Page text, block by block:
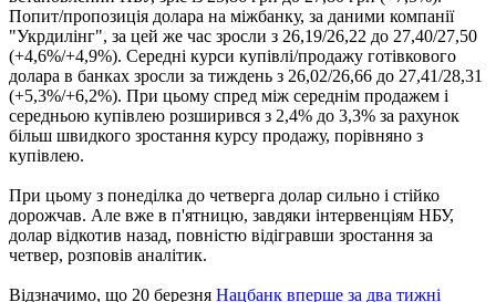
Попит/пропозиція долара на міжбанку, за даними компанії
"Укрдилінг", за цей же час зросли з 26,19/26,22 до 27,40/27,50
(+4,6%/+4,9%). Середні курси купівлі/продажу готівкового
долара в банках зросли за тиждень з 26,02/26,66 до 27,41/28,31
(+5,3%/+6,2%). При цьому спред між середнім продажем і
середньою купівлею розширився з 2,4% до 3,3% за рахунок
більш швидкого зростання курсу продажу, порівняно з
купівлею.
При цьому з понеділка до четверга долар сильно і стійко
дорожчав. Але вже в п'ятницю, завдяки інтервенціям НБУ,
долар відкотив назад, повністю відігравши зростання за
четвер, розповів аналітик.
Відзначимо, що 20 березня Нацбанк вперше за два тижні